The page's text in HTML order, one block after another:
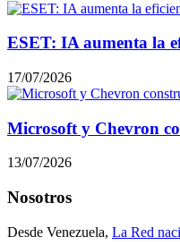
ESET: IA aumenta la
17/07/2026
Microsoft y Chevron
13/07/2026
Nosotros
Desde Venezuela, La Red